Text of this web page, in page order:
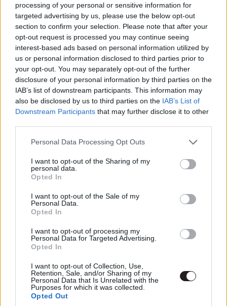
processing of your personal or sensitive information for
targeted advertising by us, please use the below opt-out
section to confirm your selection. Please note that after your
opt-out request is processed you may continue seeing
interest-based ads based on personal information utilized by
us or personal information disclosed to third parties prior to
your opt-out. You may separately opt-out of the further
disclosure of your personal information by third parties on the
IAB’s list of downstream participants. This information may
also be disclosed by us to third parties on the IAB’s List of
Downstream Participants that may further disclose it to other
Please note that this website/app uses one or more Google
not limited to your visit or usage behaviour. You may click to
grant or deny consent to Google and its third-party tags to
use your data for below specified purposes in below Google
consent section.
Personal Data Processing Opt Outs
I want to opt-out of the Sharing of my
personal data.
Opted In
I want to opt-out of the Sale of my
Personal Data.
Opted In
I want to opt-out of processing my
Personal Data for Targeted Advertising.
Opted In
I want to opt-out of Collection, Use,
Retention, Sale, and/or Sharing of my
Personal Data that Is Unrelated with the
Purposes for which it was collected.
Opted Out
újragondolt mesterművéből, amelyből már 1990-ben
készült egy két részes TV-film. Ez talán azon kevés
remake egyike lesz, ami nem vall szégyent az eredetire.
Az új előzetes eleje mondhatni igazán idillikus, a tipikus
80'-as évekbeli boldog képekkel, amikor még (most
bezzeg a mi időnkben taktusok következnek) egy
gyereknem attól érezte jól magát, ha egész nap a gép
előtt ülhetett, hanem kint játszott a szabadban (nuku
konzol), és barátokat szerzett, csajozott. De amikor egy
nem számítanak az ördögi Pennywise-ra.